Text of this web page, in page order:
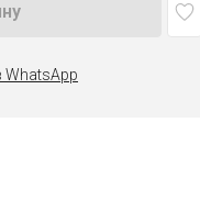
WhatsApp